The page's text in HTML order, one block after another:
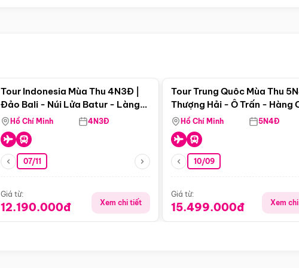
Tour Indonesia Mùa Thu 4N3Đ |
Đảo Bali - Núi Lửa Batur - Làng
Penglipuran
Hồ Chí Minh 4N3Đ
07/11
Giá từ:
12.190.000đ Xem chi tiết
Tour Trung Quôc Mùa Thu
Thượng Hải - Ô Trấn - Hàng
(Tour Không Shopping)
Hồ Chí Minh 5N4Đ
10/09
Giá từ:
15.499.000đ Xem